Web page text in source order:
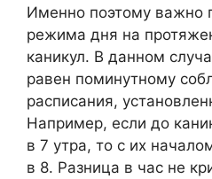
Именно поэтому важно
режима дня на
каникул. В данном
равен поминутному
расписания,
Например, если до
в 7 утра, то с их
в 8. Разница в час не